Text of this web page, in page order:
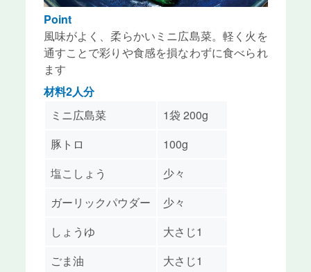
Point
風味がよく、柔らかいミニ広島菜。軽く火を
通すことで彩りや食感を損なわずに食べられ
ます
材料2人分
ミニ広島菜
1袋 200g
豚トロ
100g
塩こしょう
少々
ガーリックパウダー
少々
しょうゆ
大さじ1
ごま油
大さじ1